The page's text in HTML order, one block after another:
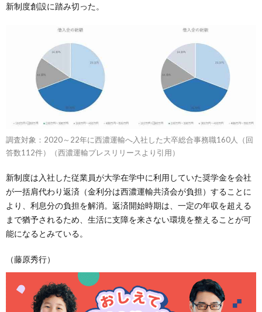
新制度創設に踏み切った。
調査対象：2020～22年に西濃運輸へ入社した大卒総合事務職160人（回
答数112件）（西濃運輸プレスリリースより引用）
新制度は入社した従業員が大学在学中に利用していた奨学金を会社
が一括肩代わり返済（金利分は西濃運輸共済会が負担）することに
より、利息分の負担を解消。返済開始時期は、一定の年収を超える
まで猶予されるため、生活に支障を来さない環境を整えることが可
能になるとみている。
（藤原秀行）